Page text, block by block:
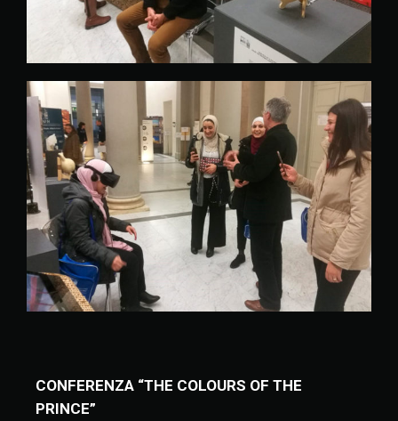
CONFERENZA “THE COLOURS OF THE
PRINCE”